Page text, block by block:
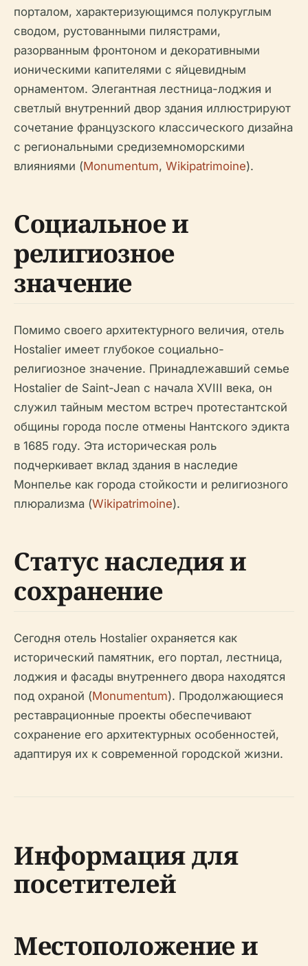
порталом, характеризующимся полукруглым
сводом, рустованными пилястрами,
разорванным фронтоном и декоративными
ионическими капителями с яйцевидным
орнаментом. Элегантная лестница-лоджия и
светлый внутренний двор здания иллюстрируют
сочетание французского классического дизайна
с региональными средиземноморскими
влияниями (Monumentum, Wikipatrimoine).
Социальное и
религиозное
значение
Помимо своего архитектурного величия, отель
Hostalier имеет глубокое социально-
религиозное значение. Принадлежавший семье
Hostalier de Saint-Jean с начала XVIII века, он
служил тайным местом встреч протестантской
общины города после отмены Нантского эдикта
в 1685 году. Эта историческая роль
подчеркивает вклад здания в наследие
Монпелье как города стойкости и религиозного
плюрализма (Wikipatrimoine).
Статус наследия и
сохранение
Сегодня отель Hostalier охраняется как
исторический памятник, его портал, лестница,
лоджия и фасады внутреннего двора находятся
под охраной (Monumentum). Продолжающиеся
реставрационные проекты обеспечивают
сохранение его архитектурных особенностей,
адаптируя их к современной городской жизни.
Информация для
посетителей
Местоположение и